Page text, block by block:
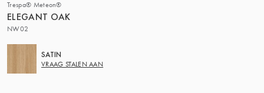
Trespa® Meteon®
ELEGANT OAK
NW02
SATIN
VRAAG STALEN AAN